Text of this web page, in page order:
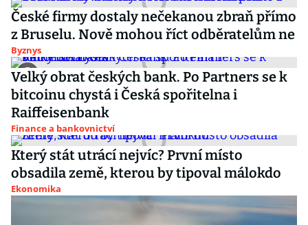
České firmy dostaly nečekanou zbraň přímo
z Bruselu. Nově mohou říct odběratelům ne
Byznys
Velký obrat českých bank. Po Partners se k
bitcoinu chystá i Česká spořitelna i
Raiffeisenbank
Finance a bankovnictví
Který stát utrácí nejvíc? První místo
obsadila země, kterou by tipoval málokdo
Ekonomika